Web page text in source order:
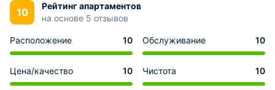
10
Рейтинг апартаментов
на основе 5 отзывов
Расположение 10 Обслуживание 10
Цена/качество 10 Чистота 10